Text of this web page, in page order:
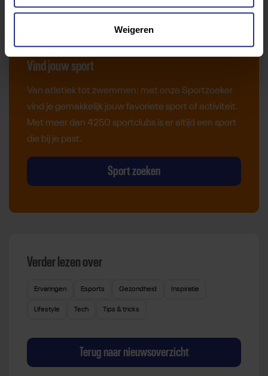
Weigeren
Vind jouw sport
Van atletiek tot zwemmen: met onze Sportzoeker
vind je gemakkelijk jouw favoriete sport of activiteit.
Met meer dan 4250 sportclubs is er altijd een sport
die bij je past.
Sport zoeken
Verder lezen over
Ervaringen Esports Gezondheid Inspiratie
Lifestyle Tech Tips & tricks
Terug naar nieuwsoverzicht